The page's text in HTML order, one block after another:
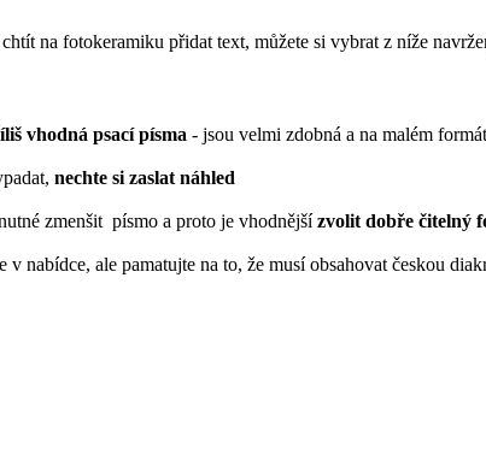
na fotokeramiku přidat text, můžete si vybrat z níže
vhodná psací písma - jsou velmi zdobná a na malém
nechte si zaslat náhled
zmenšit písmo a proto je vhodnějšízvolit dobře čitelný
v nabídce, ale pamatujte na to, že musí obsahovat českou